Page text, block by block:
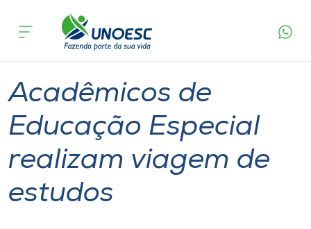
Cursos
Pesquisa
Atendimento ao Estudante
Portal de Ensino
acontece
Acadêmicos de
Educação Especial
realizam viagem de
estudos